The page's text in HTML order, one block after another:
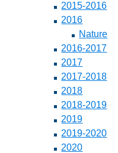
2015-2016
2016
Nature
2016-2017
2017
2017-2018
2018
2018-2019
2019
2019-2020
2020